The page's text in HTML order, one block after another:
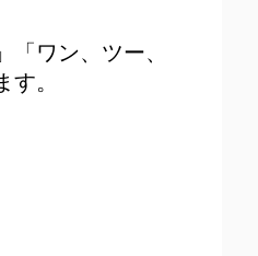
ワン、ツー、
。